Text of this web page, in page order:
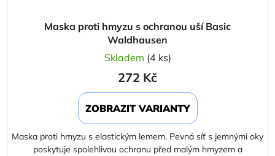
Maska proti hmyzu s ochranou uší Basic
Waldhausen
Skladem (4 ks)
272 Kč
ZOBRAZIT VARIANTY
Maska proti hmyzu s elastickým lemem. Pevná síť s jemnými oky
poskytuje spolehlivou ochranu před malým hmyzem a